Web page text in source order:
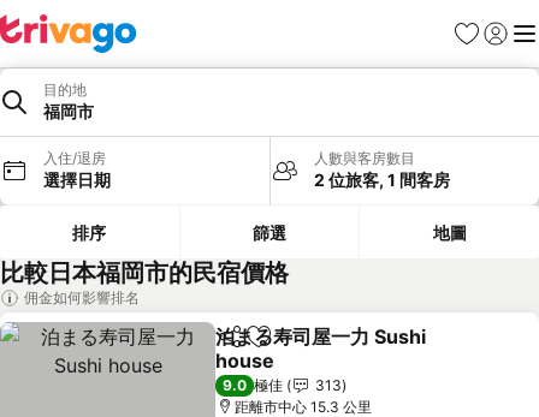
收藏夾
登入 選
目的地
福岡市
入住/退房
選擇日期
人數與客房數目
2 位旅客, 1 間客房
排序 篩選 地圖
比較日本福岡市的民宿價格
佣金如何影響排名
分享 放到收藏夾
泊まる寿司屋一力 Sushi
house
查看價格
9.0 極佳
313
距離市中心 15.3 公里